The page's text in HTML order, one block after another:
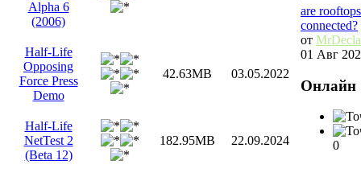
Alpha 6
(2006)
Half-Life
Opposing
Force Press
Demo
42.63MB 03.05.2022
Half-Life
NetTest 2
(Beta 12)
182.95MB 22.09.2024
are
connected?
от
01 Авг
Онлайн
0